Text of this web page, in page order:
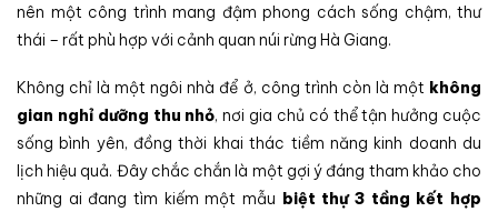
nên một công trình mang đậm phong cách sống chậm, thư
thái – rất phù hợp với cảnh quan núi rừng Hà Giang.
Không chỉ là một ngôi nhà để ở, công trình còn là một không
gian nghỉ dưỡng thu nhỏ, nơi gia chủ có thể tận hưởng cuộc
sống bình yên, đồng thời khai thác tiềm năng kinh doanh du
lịch hiệu quả. Đây chắc chắn là một gợi ý đáng tham khảo cho
những ai đang tìm kiếm một mẫu biệt thự 3 tầng kết hợp